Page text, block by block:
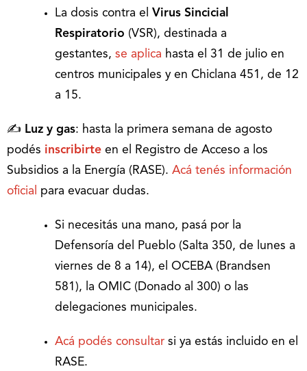
La dosis contra el Virus Sincicial
Respiratorio (VSR), destinada a
gestantes, se aplica hasta el 31 de julio en
centros municipales y en Chiclana 451, de 12
a 15.
✍ Luz y gas: hasta la primera semana de agosto
podés inscribirte en el Registro de Acceso a los
Subsidios a la Energía (RASE). Acá tenés información
oficial
para evacuar dudas.
Si necesitás una mano, pasá por la
Defensoría del Pueblo (Salta 350, de lunes a
viernes de 8 a 14), el OCEBA (Brandsen
581), la OMIC (Donado al 300) o las
delegaciones municipales.
Acá podés consultar si ya estás incluido en el
RASE.